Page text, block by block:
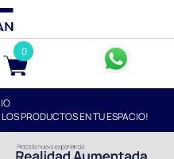
0
PRODUCTOS EN TU ESPACIO!